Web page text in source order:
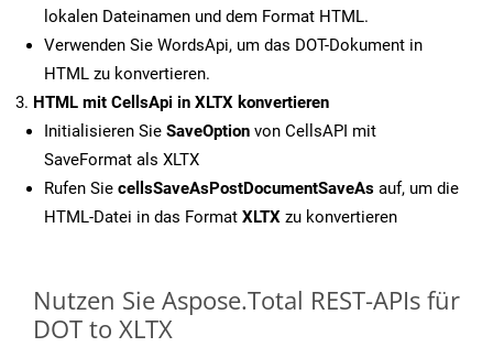
lokalen Dateinamen und dem Format HTML.
Verwenden Sie WordsApi, um das DOT-Dokument in
HTML zu konvertieren.
HTML mit CellsApi in XLTX konvertieren
Initialisieren Sie SaveOption von CellsAPI mit
SaveFormat als XLTX
Rufen Sie cellsSaveAsPostDocumentSaveAs auf, um die
HTML-Datei in das Format XLTX zu konvertieren
Nutzen Sie Aspose.Total REST-APIs für
DOT to XLTX